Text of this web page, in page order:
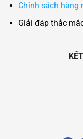
Chính sách hàng
Giải đáp thắc